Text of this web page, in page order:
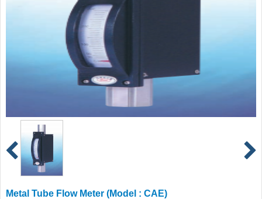
Metal Tube Flow Meter (Model : CAE)